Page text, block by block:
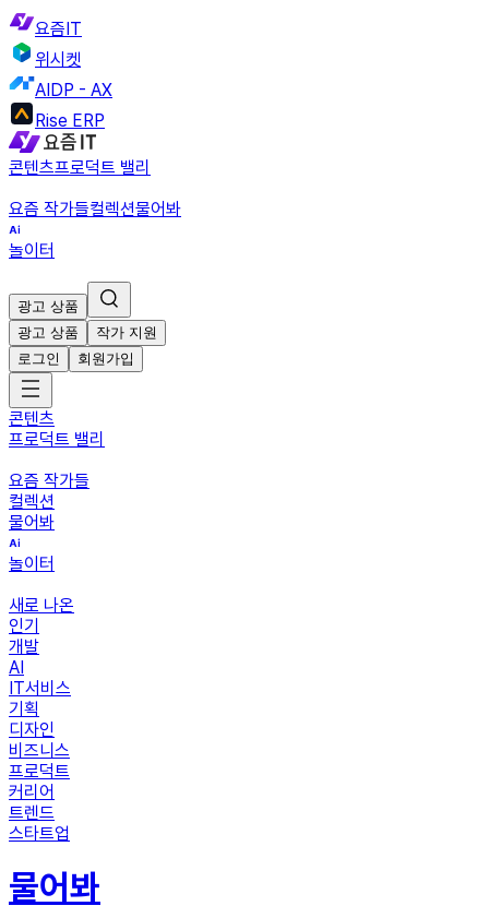
요즘IT
위시켓
AIDP - AX
Rise ERP
콘텐츠프로덕트 밸리
요즘 작가들컬렉션물어봐
놀이터
광고 상품
광고 상품
작가 지원
로그인
회원가입
콘텐츠
프로덕트 밸리
요즘 작가들
컬렉션
물어봐
놀이터
새로 나온
인기
개발
AI
IT서비스
기획
디자인
비즈니스
프로덕트
커리어
트렌드
스타트업
물어봐